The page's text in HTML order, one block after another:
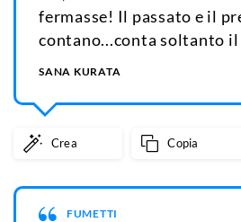
fermasse! Il passato e il
contano...conta soltanto il
SANA KURATA
Crea Copia
FUMETTI